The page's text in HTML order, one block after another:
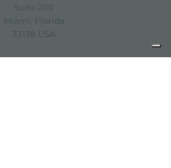
Suite 200
Miami, Florida
33138 USA